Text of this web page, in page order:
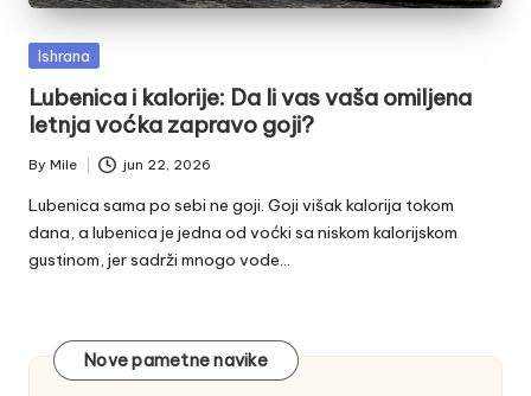
Posted
Ishrana
Lubenica i kalorije: Da li vas vaša omiljena
letnja voćka zapravo goji?
Posted
by
By Mile jun 22, 2026
Lubenica sama po sebi ne goji. Goji višak kalorija tokom
dana, a lubenica je jedna od voćki sa niskom kalorijskom
gustinom, jer sadrži mnogo vode…
Nove pametne navike